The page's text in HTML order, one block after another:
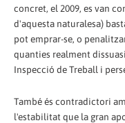
concret, el 2009, es van
d'aquesta naturalesa)
pot emprar-se, o
quanties realment
Inspecció de Treball i
També és contradictori
l'estabilitat que la gran